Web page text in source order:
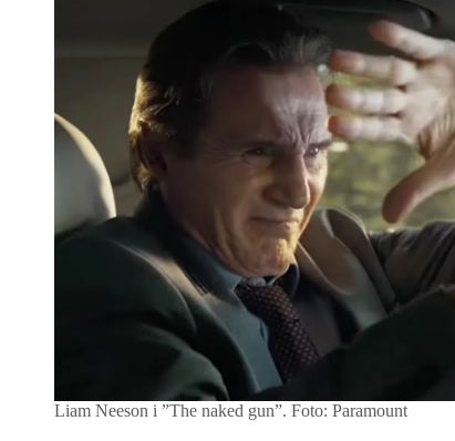
Liam Neeson i ”The naked gun”. Foto: Paramount